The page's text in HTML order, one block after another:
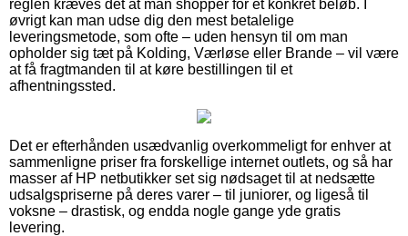
reglen kræves det at man shopper for et konkret beløb. I
øvrigt kan man udse dig den mest betalelige
leveringsmetode, som ofte – uden hensyn til om man
opholder sig tæt på Kolding, Værløse eller Brande – vil være
at få fragtmanden til at køre bestillingen til et
afhentningssted.
Det er efterhånden usædvanlig overkommeligt for enhver at
sammenligne priser fra forskellige internet outlets, og så har
masser af HP netbutikker set sig nødsaget til at nedsætte
udsalgspriserne på deres varer – til juniorer, og ligeså til
voksne – drastisk, og endda nogle gange yde gratis
levering.